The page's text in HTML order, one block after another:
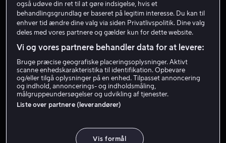
Skuespiller Stemme
også udøve din ret til at gøre indsigelse, hvis et
behandlingsgrundlag er baseret på legitim interesse. Du kan til
enhver tid ændre dine valg via siden Privatlivspolitik. Dine valg
deles med vores partnere og gælder kun for dette website.
Vi og vores partnere behandler data for at levere:
Bruge præcise geografiske placeringsoplysninger. Aktivt
scanne enhedskarakteristika til identifikation. Opbevare
og/eller tilgå oplysninger på en enhed. Tilpasset annoncering
og indhold, annoncerings- og indholdsmåling,
målgruppeundersøgelser og udvikling af tjenester.
Liste over partnere (leverandører)
Vis formål